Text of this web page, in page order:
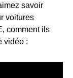
savoir
voitures
comment ils
vidéo :